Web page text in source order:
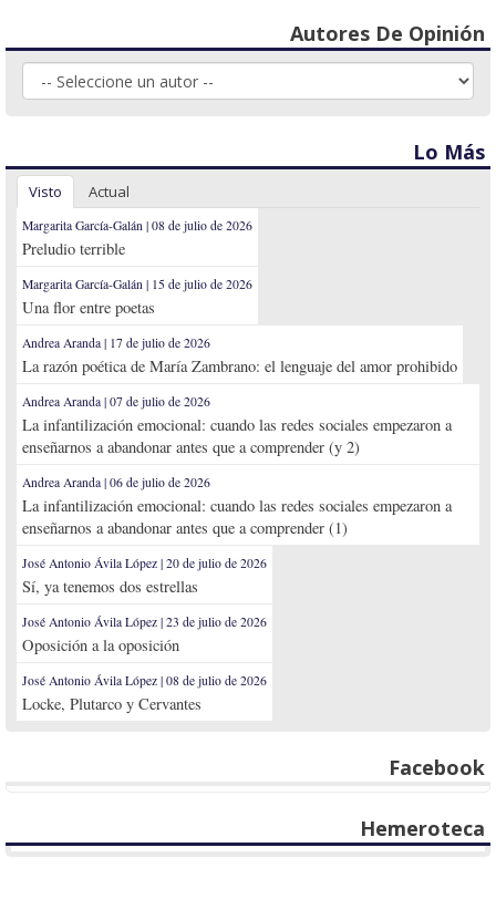
Autores De Opinión
Lo Más
Visto Actual
Margarita García-Galán | 08 de julio de 2026
Preludio terrible
Margarita García-Galán | 15 de julio de 2026
Una flor entre poetas
Andrea Aranda | 17 de julio de 2026
La razón poética de María Zambrano: el lenguaje del amor prohibido
Andrea Aranda | 07 de julio de 2026
La infantilización emocional: cuando las redes sociales empezaron a
enseñarnos a abandonar antes que a comprender (y 2)
Andrea Aranda | 06 de julio de 2026
La infantilización emocional: cuando las redes sociales empezaron a
enseñarnos a abandonar antes que a comprender (1)
José Antonio Ávila López | 20 de julio de 2026
Sí, ya tenemos dos estrellas
José Antonio Ávila López | 23 de julio de 2026
Oposición a la oposición
José Antonio Ávila López | 08 de julio de 2026
Locke, Plutarco y Cervantes
Facebook
Hemeroteca